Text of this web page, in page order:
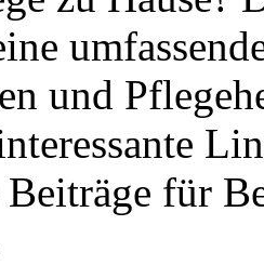
und
für